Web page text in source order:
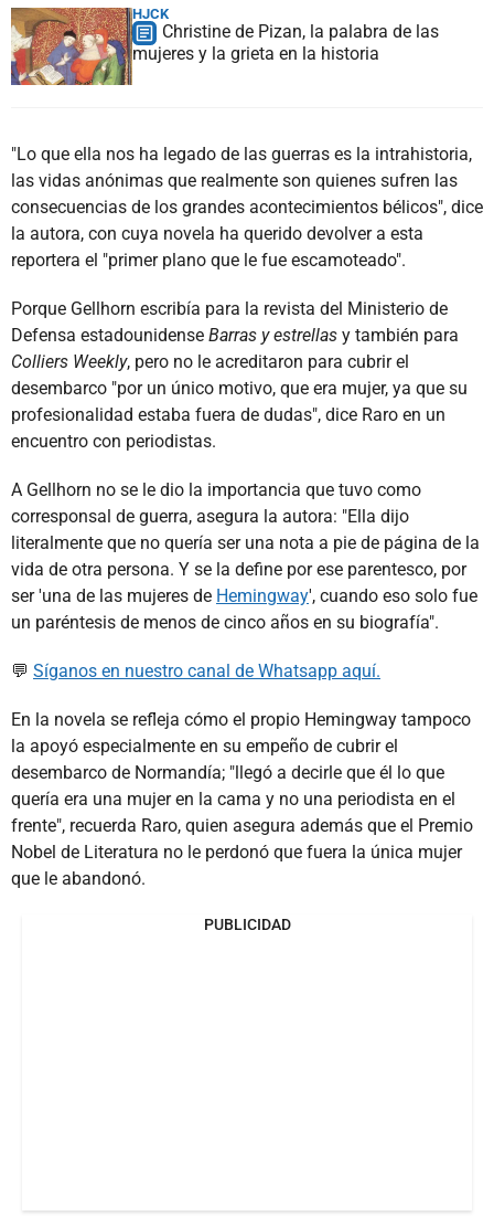
HJCK
Christine de Pizan, la palabra de las
mujeres y la grieta en la historia
"Lo que ella nos ha legado de las guerras es la intrahistoria,
las vidas anónimas que realmente son quienes sufren las
consecuencias de los grandes acontecimientos bélicos", dice
la autora, con cuya novela ha querido devolver a esta
reportera el "primer plano que le fue escamoteado".
Porque Gellhorn escribía para la revista del Ministerio de
Defensa estadounidense Barras y estrellas y también para
Colliers Weekly, pero no le acreditaron para cubrir el
desembarco "por un único motivo, que era mujer, ya que su
profesionalidad estaba fuera de dudas", dice Raro en un
encuentro con periodistas.
A Gellhorn no se le dio la importancia que tuvo como
corresponsal de guerra, asegura la autora: "Ella dijo
literalmente que no quería ser una nota a pie de página de la
vida de otra persona. Y se la define por ese parentesco, por
ser 'una de las mujeres de Hemingway', cuando eso solo fue
un paréntesis de menos de cinco años en su biografía".
💬 Síganos en nuestro canal de Whatsapp aquí.
En la novela se refleja cómo el propio Hemingway tampoco
la apoyó especialmente en su empeño de cubrir el
desembarco de Normandía; "llegó a decirle que él lo que
quería era una mujer en la cama y no una periodista en el
frente", recuerda Raro, quien asegura además que el Premio
Nobel de Literatura no le perdonó que fuera la única mujer
que le abandonó.
PUBLICIDAD